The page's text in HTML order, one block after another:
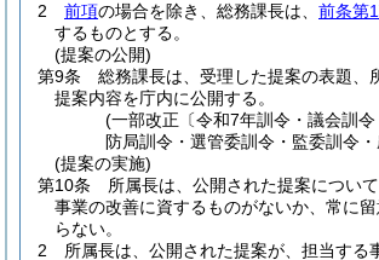
2
前項の場合を除き、総務課長は、 前条第
するものとする。
(提案の公開)
第9条
総務課長は、受理した提案の表題、
提案内容を庁内に公開する。
(一部改正〔令和7年訓令・議会訓
防局訓令・選管委訓令・監委訓令
(提案の実施)
第10条
所属長は、公開された提案につい
事業の改善に資するものがないか、常に
らない。
2
所属長は、公開された提案が、担当する